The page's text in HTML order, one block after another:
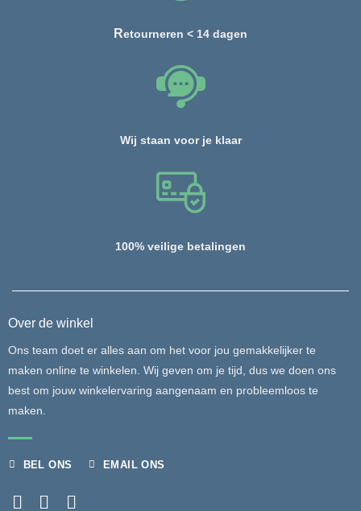
Retourneren < 14 dagen
Wij staan voor je klaar
100% veilige betalingen
Over de winkel
Ons team doet er alles aan om het voor jou gemakkelijker te
maken online te winkelen. Wij geven om je tijd, dus we doen ons
best om jouw winkelervaring aangenaam en probleemloos te
maken.
BEL ONS EMAIL ONS